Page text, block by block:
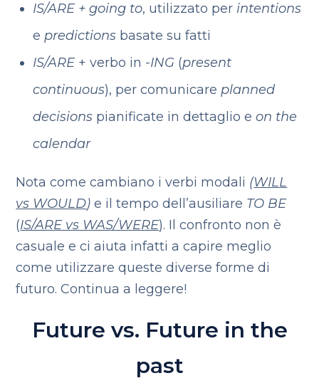
IS/ARE + going to, utilizzato per intentions
e predictionsbasate su fatti
IS/ARE+ verbo in -ING(present
continuous), per comunicare planned
decisionspianificate in dettaglio e on the
calendar
Nota come cambiano i verbi modali (WILL
vs WOULD) e il tempo dell’ausiliare TO BE
(IS/ARE vs WAS/WERE). Il confronto non è
casuale e ci aiuta infatti a capire meglio
come utilizzare queste diverse forme di
futuro. Continua a leggere!
Future vs. Future in the
past